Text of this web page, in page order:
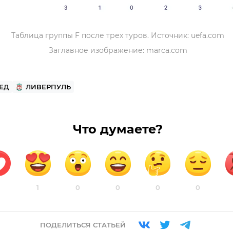
Таблица группы F после трех туров. Источник: uefa.com
Заглавное изображение: marca.com
ЛИВЕРПУЛЬ
Что думаете?
1 0 0 0 0
ПОДЕЛИТЬСЯ СТАТЬЕЙ